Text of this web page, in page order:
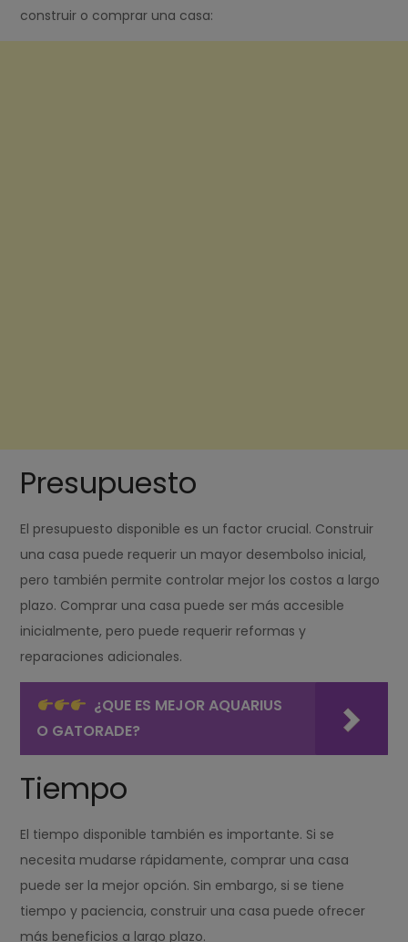
construir o comprar una casa:
Presupuesto
El presupuesto disponible es un factor crucial. Construir
una casa puede requerir un mayor desembolso inicial,
pero también permite controlar mejor los costos a largo
plazo. Comprar una casa puede ser más accesible
inicialmente, pero puede requerir reformas y
reparaciones adicionales.
¿QUE ES MEJOR AQUARIUS
O GATORADE?
Tiempo
El tiempo disponible también es importante. Si se
necesita mudarse rápidamente, comprar una casa
puede ser la mejor opción. Sin embargo, si se tiene
tiempo y paciencia, construir una casa puede ofrecer
más beneficios a largo plazo.